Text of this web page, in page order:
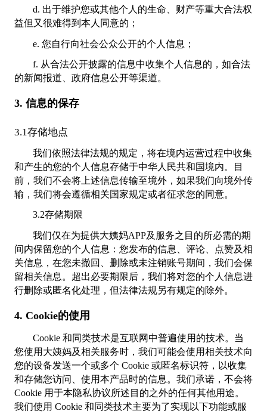
d. 出于维护您或其他个人的生命、财产等重大合法权
益但又很难得到本人同意的；
e. 您自行向社会公众公开的个人信息；
f. 从合法公开披露的信息中收集个人信息的，如合法
的新闻报道、政府信息公开等渠道。
3. 信息的保存
3.1存储地点
我们依照法律法规的规定，将在境内运营过程中收集
和产生的您的个人信息存储于中华人民共和国境内。目
前，我们不会将上述信息传输至境外，如果我们向境外传
输，我们将会遵循相关国家规定或者征求您的同意。
3.2存储期限
我们仅在为提供大姨妈APP及服务之目的所必需的期
间内保留您的个人信息：您发布的信息、评论、点赞及相
关信息，在您未撤回、删除或未注销账号期间，我们会保
留相关信息。超出必要期限后，我们将对您的个人信息进
行删除或匿名化处理，但法律法规另有规定的除外。
4. Cookie的使用
Cookie 和同类技术是互联网中普遍使用的技术。当
您使用大姨妈及相关服务时，我们可能会使用相关技术向
您的设备发送一个或多个 Cookie 或匿名标识符，以收集
和存储您访问、使用本产品时的信息。我们承诺，不会将
Cookie 用于本隐私协议所述目的之外的任何其他用途。
我们使用 Cookie 和同类技术主要为了实现以下功能或服